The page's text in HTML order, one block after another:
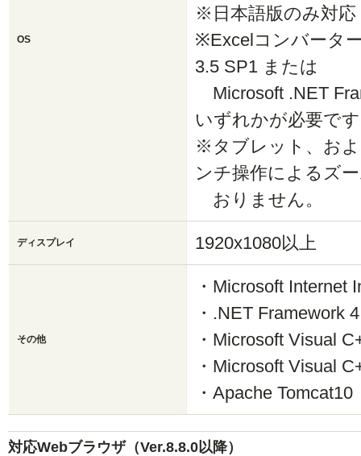
OS
※日本語版のみ対応
※Excelコンバータ
3.5 SP1 または
Microsoft .NET
いずれかが必要で
※タブレット、お
ンチ操作によるズ
おりません。
ディスプレイ 1920x1080以上
その他
・Microsoft Internet
・.NET Framework
・Microsoft Visual
・Microsoft Visual
・Apache Tomcat10
対応Webブラウザ（Ver.8.8.0以降）